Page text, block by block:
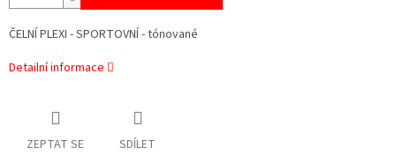
ČELNÍ PLEXI - SPORTOVNÍ - tónované
Detailní informace
ZEPTAT SE SDÍLET